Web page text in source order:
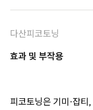
다산피코토닝
효과 및 부작용
피코토닝은 기미·잡